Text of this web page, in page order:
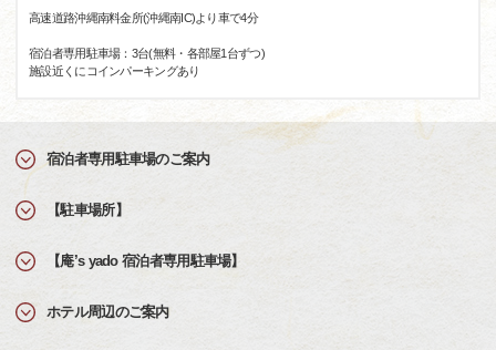
高速道路沖縄南料金所(沖縄南IC)より車で4分
宿泊者専用駐車場：3台(無料・各部屋1台ずつ)
施設近くにコインパーキングあり
宿泊者専用駐車場のご案内
【駐車場所】
【庵’s yado 宿泊者専用駐車場】
ホテル周辺のご案内